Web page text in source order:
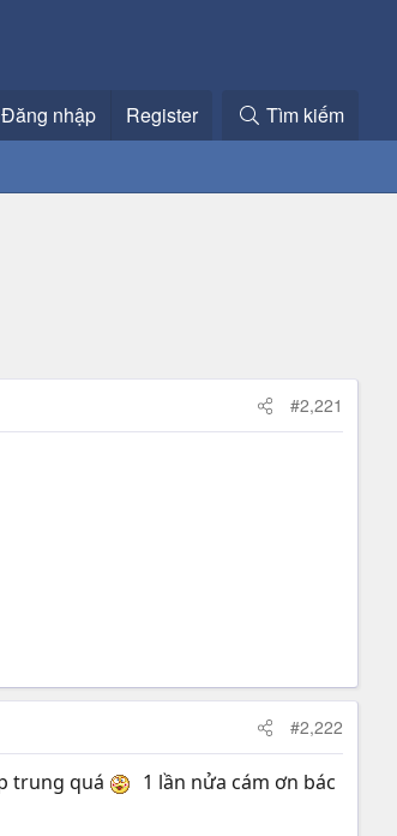
Đăng nhập Register Tìm kiếm
#2,221
#2,222
trung quá
1 lần nửa cám ơn bác